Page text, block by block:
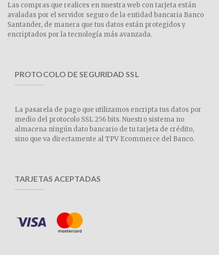
Las compras que realices en nuestra web con tarjeta están
avaladas por el servidor seguro de la entidad bancaria Banco
Santander, de manera que tus datos están protegidos y
encriptados por la tecnología más avanzada.
PROTOCOLO DE SEGURIDAD SSL
La pasarela de pago que utilizamos encripta tus datos por
medio del protocolo SSL 256 bits. Nuestro sistema no
almacena ningún dato bancario de tu tarjeta de crédito,
sino que va directamente al TPV Ecommerce del Banco.
TARJETAS ACEPTADAS